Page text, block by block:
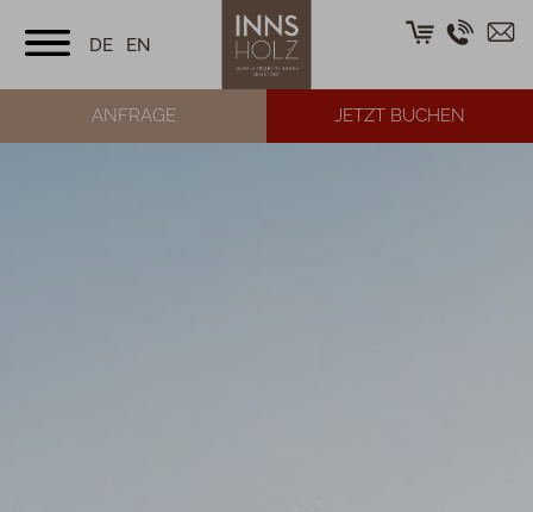
DE EN
ANFRAGE JETZT BUCHEN